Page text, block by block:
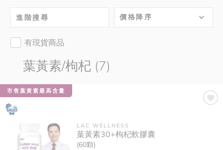
進階搜尋 價格降序
有現貨商品
葉黃素/枸杞 (7)
市售葉黃素最高含量
LAC WELLNESS
葉黃素30+枸杞軟膠囊
(60顆)